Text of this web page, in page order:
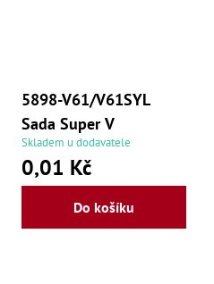
5898-V61/V61SYL
Sada Super V
Skladem u dodavatele
0,01 Kč
Do košíku